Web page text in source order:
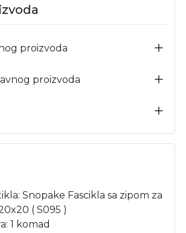
proizvoda
proizvoda
Snopake Fascikla sa zipom za
( S095 )
1 komad